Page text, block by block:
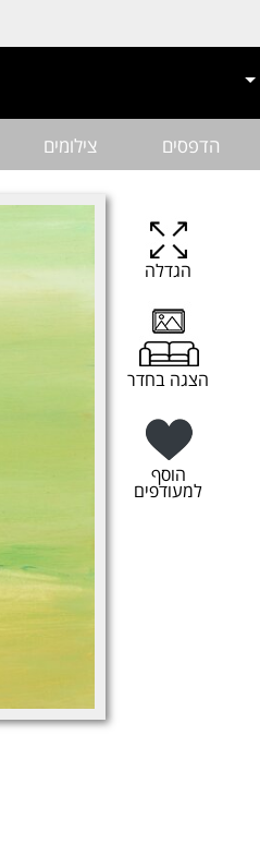
הדפסים צילומים
הגדלה
הצגה בחדר
הוסף
למעודפים